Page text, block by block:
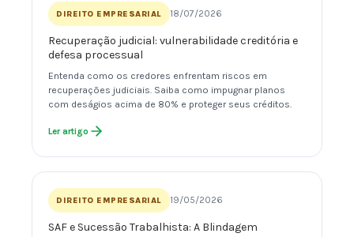
DIREITO EMPRESARIAL 18/07/2026
Recuperação judicial: vulnerabilidade creditória e
defesa processual
Entenda como os credores enfrentam riscos em
recuperações judiciais. Saiba como impugnar planos
com deságios acima de 80% e proteger seus créditos.
Ler artigo
DIREITO EMPRESARIAL 19/05/2026
SAF e Sucessão Trabalhista: A Blindagem